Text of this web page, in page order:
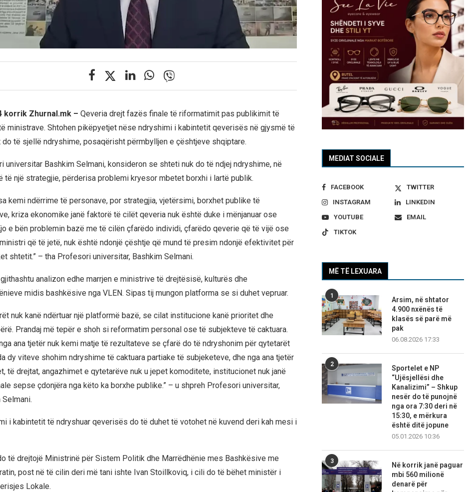
korrik Zhurnal.mk – Qeveria drejt fazës finale të riformatimit pas publikimit të
ministrave. Shtohen pikëpyetjet nëse ndryshimi i kabintetit qeverisës në gjysmë të
do të sjellë ndryshime, posaqërisht përmbylljen e çështjeve shqiptare.
universitar Bashkim Selmani, konsideron se shteti nuk do të ndjej ndryshime, në
të një strategjie, përderisa problemi kryesor mbetet borxhi i lartë publik.
kemi ndërrime të personave, por strategjia, vjetërsimi, borxhet publike të
kriza ekonomike janë faktorë të cilët qeveria nuk është duke i mënjanuar ose
e bën problemin bazë me të cilën çfarëdo individi, çfarëdo qeverie që të vijë ose
që të jetë, nuk është ndonjë çështje që mund të presim ndonjë efektivitet për
shtetit.” – tha Profesori universitar, Bashkim Selmani.
analizon edhe marrjen e ministrive të drejtësisë, kulturës dhe
midis bashkësive nga VLEN. Sipas tij mungon platforma se si duhet vepruar.
nuk kanë ndërtuar një platformë bazë, se cilat institucione kanë prioritet dhe
Prandaj më tepër e shoh si reformatim personal ose të subjekteve të caktuara.
ana tjetër nuk kemi matje të rezultateve se çfarë do të ndryshonim për qytetarët
dy viteve shohim ndryshime të caktuara partiake të subjeketeve, dhe nga ana tjetër
të drejtat, angazhimet e qytetarëve nuk u jepet komoditete, institucionet nuk janë
sepse çdonjëra nga këto ka borxhe publike.” – u shpreh Profesori universitar,
i kabintetit të ndryshuar qeverisës do të duhet të votohet në kuvend deri kah mesi i
të drejtojë Ministrinë për Sistem Politik dhe Marrëdhënie mes Bashkësive me
post në të cilin deri më tani ishte Ivan Stoillkoviq, i cili do të bëhet ministër i
Lokale.
MEDIAT SOCIALE
FACEBOOK
TWITTER
INSTAGRAM
LINKEDIN
YOUTUBE
EMAIL
TIKTOK
MË TË LEXUARA
1
Arsim, në shtator
4.900 nxënës të
klasës së parë më
pak
06.08.2026 17:33
2
Sportelet e NP
“Ujësjellësi dhe
Kanalizimi” – Shkup
nesër do të punojnë
nga ora 7:30 deri në
15:30, e mërkura
është ditë jopune
05.01.2026 10:36
3
Në korrik janë paguar
mbi 560 milionë
denarë për